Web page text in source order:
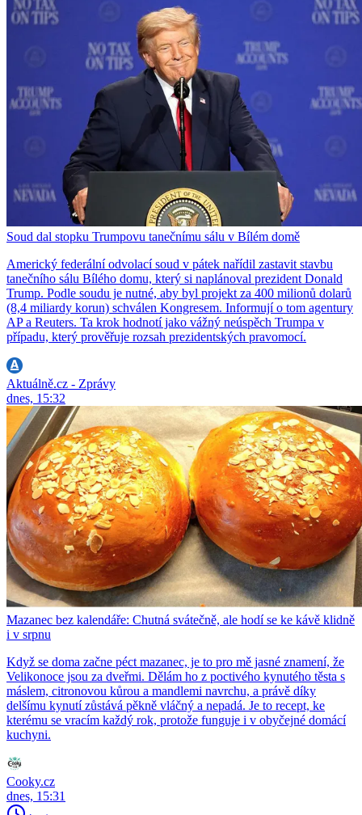
Soud dal stopku Trumpovu tanečnímu sálu v Bílém domě
Americký federální odvolací soud v pátek nařídil zastavit stavbu
tanečního sálu Bílého domu, který si naplánoval prezident Donald
Trump. Podle soudu je nutné, aby byl projekt za 400 milionů dolarů
(8,4 miliardy korun) schválen Kongresem. Informují o tom agentury
AP a Reuters. Ta krok hodnotí jako vážný neúspěch Trumpa v
případu, který prověřuje rozsah prezidentských pravomocí.
Aktuálně.cz - Zprávy
dnes, 15:32
Mazanec bez kalendáře: Chutná svátečně, ale hodí se ke kávě klidně
i v srpnu
Když se doma začne péct mazanec, je to pro mě jasné znamení, že
Velikonoce jsou za dveřmi. Dělám ho z poctivého kynutého těsta s
máslem, citronovou kůrou a mandlemi navrchu, a právě díky
delšímu kynutí zůstává pěkně vláčný a nepadá. Je to recept, ke
kterému se vracím každý rok, protože funguje i v obyčejné domácí
kuchyni.
Cooky.cz
dnes, 15:31